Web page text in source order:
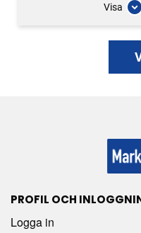
Visa
PROFIL OCH
Logga in